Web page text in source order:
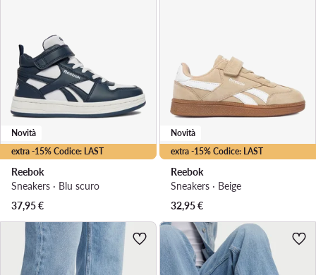
extra -15% Codice: LAST
Novità
Reebok
Sneakers · Blu scuro
37,95€
extra -15% Codice: LAST
Novità
Reebok
Sneakers · Beige
32,95€